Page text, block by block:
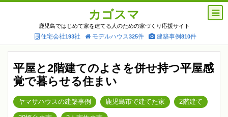
カゴスマ
鹿児島ではじめて家を建てる人のための家づくり応援サイト
住宅会社193社 モデルハウス325件 建築事例810件
平屋と2階建てのよさを併せ持つ平屋感
覚で暮らせる住まい
ヤマサハウスの建築事例 鹿児島市で建てた家 2階建て